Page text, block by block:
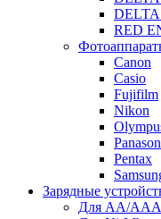
DELTA
RED
Canon
Casio
Fujifilm
Nikon
Pentax
Зарядные
Для AA/AAA